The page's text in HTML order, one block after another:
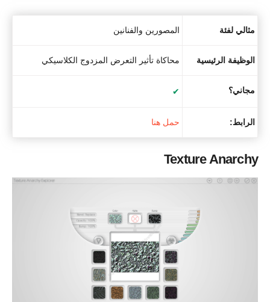
مثالي لفئة المصورين والفنانين
الوظيفة الرئيسية محاكاة تأثير التعرض المزدوج الكلاسيكي
مجاني؟ ✔
الرابط: حمل هنا
Texture Anarchy